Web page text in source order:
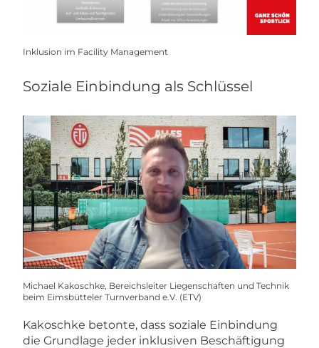
Inklusion im Facility Management
Soziale Einbindung als Schlüssel
Michael Kakoschke, Bereichsleiter Liegenschaften und Technik
beim Eimsbütteler Turnverband e.V. (ETV)
Kakoschke betonte, dass soziale Einbindung
die Grundlage jeder inklusiven Beschäftigung